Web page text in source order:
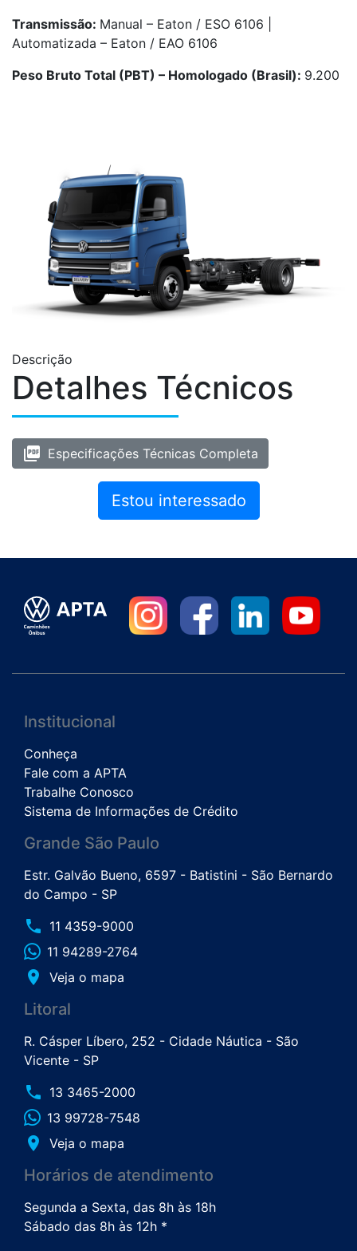
Transmissão: Manual – Eaton / ESO 6106 |
Automatizada – Eaton / EAO 6106
Peso Bruto Total (PBT) – Homologado (Brasil): 9.200
Descrição
Detalhes Técnicos
picture_as_pdf Especificações Técnicas Completa
Estou interessado
Institucional
Conheça
Fale com a APTA
Trabalhe Conosco
Sistema de Informações de Crédito
Grande São Paulo
Estr. Galvão Bueno, 6597 - Batistini - São Bernardo
do Campo - SP
phone 11 4359-9000
11 94289-2764
place Veja o mapa
Litoral
R. Cásper Líbero, 252 - Cidade Náutica - São
Vicente - SP
phone 13 3465-2000
13 99728-7548
place Veja o mapa
Horários de atendimento
Segunda a Sexta, das 8h às 18h
Sábado das 8h às 12h *